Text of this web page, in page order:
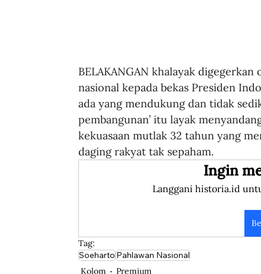
BELAKANGAN khalayak
nasional kepada bekas Presiden
ada yang mendukung dan tidak
pembangunan’ itu layak
kekuasaan mutlak 32 tahun yang
daging rakyat tak sepaham.
Ingin
Langgani historia.id
Tag:
SoehartoPahlawan Nasional
Kolom
Premium